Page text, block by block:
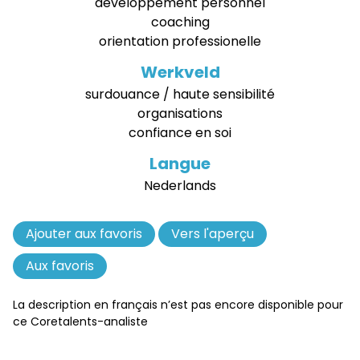
coaching
orientation professionelle
Werkveld
surdouance / haute sensibilité
organisations
confiance en soi
Langue
Nederlands
Ajouter aux favoris
Retirer
des
Vers l'aperçu
Aux favoris
La description en français n’est pas encore disponible pour
ce Coretalents-analiste